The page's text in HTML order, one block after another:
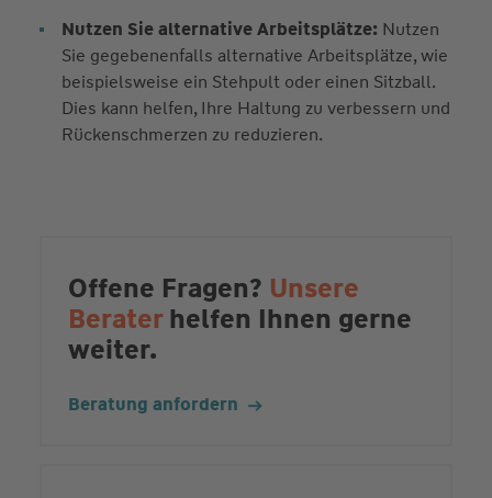
Nutzen Sie alternative Arbeitsplätze: Nutzen
Sie gegebenenfalls alternative Arbeitsplätze, wie
beispielsweise ein Stehpult oder einen Sitzball.
Dies kann helfen, Ihre Haltung zu verbessern und
Rückenschmerzen zu reduzieren.
Offene Fragen? Unsere
Beraterhelfen Ihnen gerne
weiter.
Beratung anfordern